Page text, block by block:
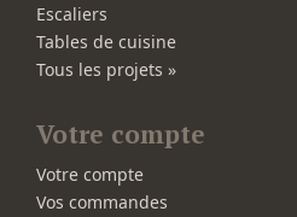
Escaliers
Tables de cuisine
Tous les projets »
Votre compte
Votre compte
Vos commandes